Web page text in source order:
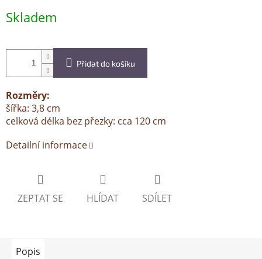
cena:
Skladem
Přidat do košíku
Rozměry:
šířka: 3,8 cm
celková délka bez přezky: cca 120 cm
Detailní informace
ZEPTAT SE HLÍDAT SDÍLET
Popis